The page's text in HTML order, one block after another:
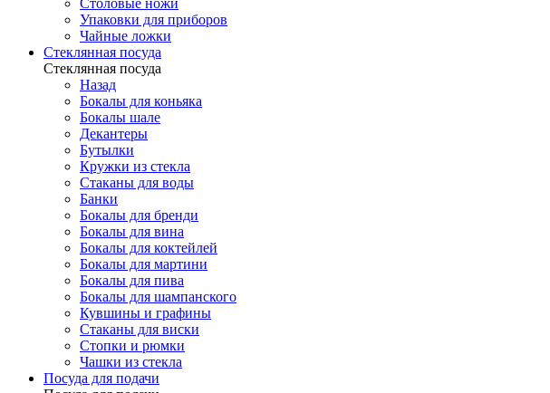
Упаковки для приборов
Чайные ложки
Стеклянная посуда
Стеклянная посуда
Назад
Бокалы для коньяка
Бокалы шале
Декантеры
Бутылки
Кружки из стекла
Стаканы для воды
Банки
Бокалы для бренди
Бокалы для вина
Бокалы для коктейлей
Бокалы для мартини
Бокалы для пива
Бокалы для шампанского
Кувшины и графины
Стаканы для виски
Стопки и рюмки
Чашки из стекла
Посуда для подачи